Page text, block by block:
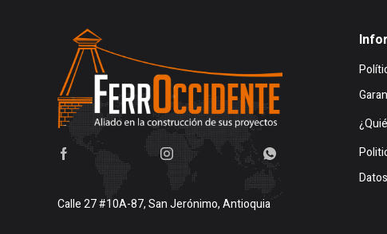
Calle 27 #10A-87, San Jerónimo, Antioquia
Datos